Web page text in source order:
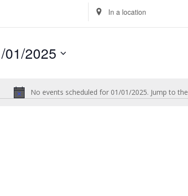
Notice
No events scheduled for 01/01/2025. Jump to the
Enter
Location.
Search
01/2025